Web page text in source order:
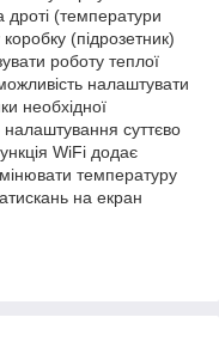
дроті (температури
(підрозетник)
роботу теплої
налаштувати
необхідної
суттєво
WiFi додає
температуру
на екран